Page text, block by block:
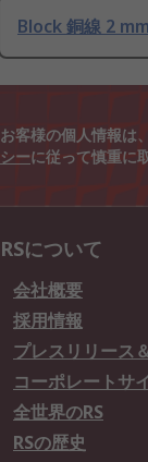
Block 銅線 2
お客様の個人情報は
シーに従って慎重に
RSについて
会社概要
採用情報
プレスリリース
コーポレートサ
全世界のRS
RSの歴史